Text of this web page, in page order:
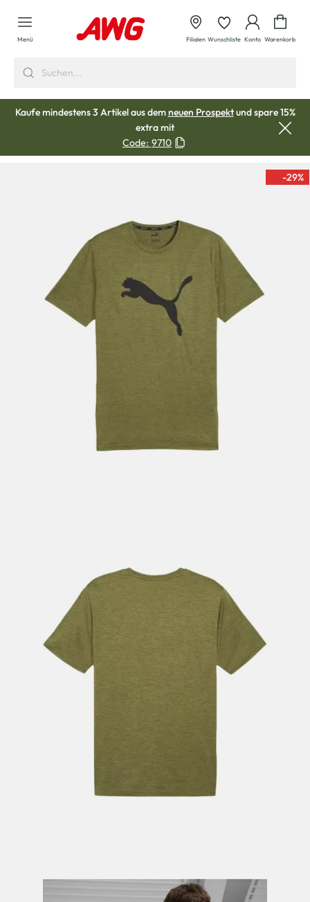
springen
Menü Filialen Wunschliste Konto Warenkorb
Kaufe mindestens 3 Artikel aus demneuen Prospektund spare 15%
extra mit
Code: 9710
-29%